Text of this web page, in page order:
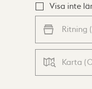
Visa inte
Ritning (
Karta (